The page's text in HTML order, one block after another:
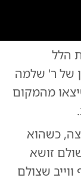
הלל
של ר' שלמה
מהמקום
כשהוא
זושא
שצולם